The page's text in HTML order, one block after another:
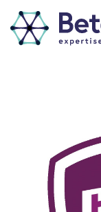
subscribe